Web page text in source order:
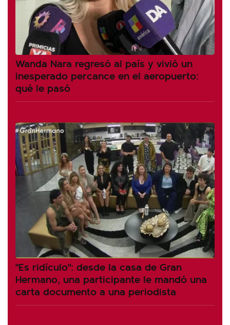
Wanda Nara regresó al país y vivió un
inesperado percance en el aeropuerto:
qué le pasó
"Es ridículo": desde la casa de Gran
Hermano, una participante le mandó una
carta documento a una periodista